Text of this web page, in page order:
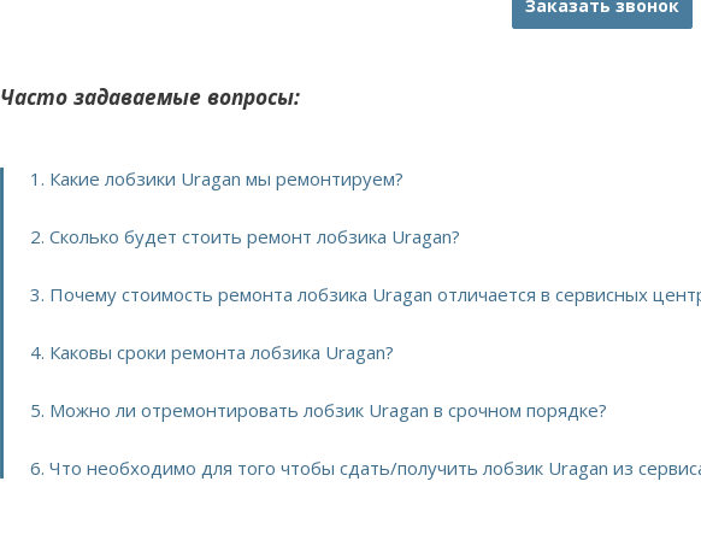
Заказать звонок
Часто задаваемые вопросы:
1. Какие лобзики Uragan мы ремонтируем?
2. Сколько будет стоить ремонт лобзика Uragan?
3. Почему стоимость ремонта лобзика Uragan отличается в сервисных
4. Каковы сроки ремонта лобзика Uragan?
5. Можно ли отремонтировать лобзик Uragan в срочном порядке?
6. Что необходимо для того чтобы сдать/получить лобзик Uragan из